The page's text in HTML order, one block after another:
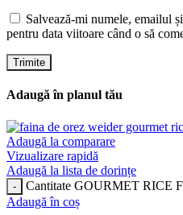
Salvează-mi numele, emailul
pentru data viitoare când o să
Adaugă în planul tău
Adaugă la comparare
Vizualizare rapidă
Adaugă la lista de dorințe
Cantitate GOURMET RICE
Adaugă în coș